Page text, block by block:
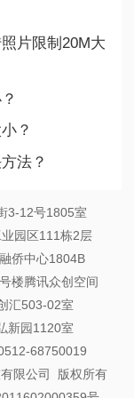
片限制20M大
？
法？
3-12号1805室
园区111栋2层
侨中心1804B
楼腾讯众创空间
汇503-02室
新园1120室
68750019
限公司 版权所有